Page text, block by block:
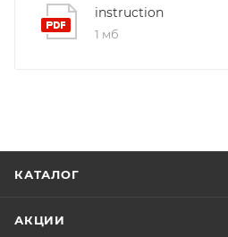
instruction
1 мб
КАТАЛОГ
АКЦИИ